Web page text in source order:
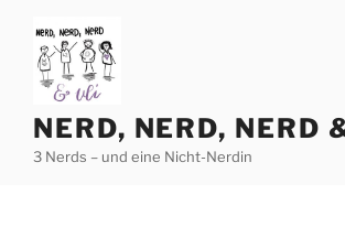
Inhalt
springen
NERD, NERD, NERD
3 Nerds – und eine Nicht-Nerdin